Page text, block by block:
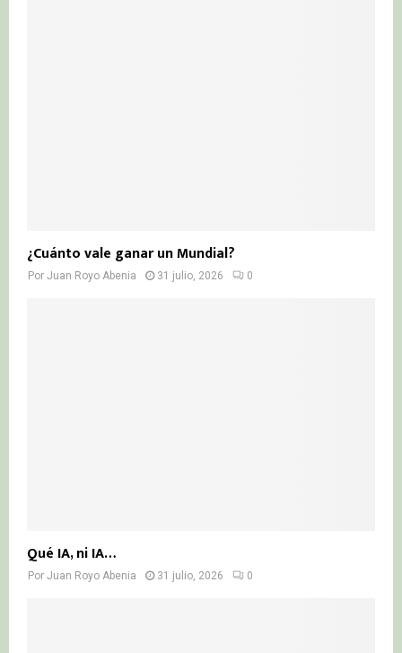
¿Cuánto vale ganar un Mundial?
Por Juan Royo Abenia 31 julio, 2026 0
Qué IA, ni IA…
Por Juan Royo Abenia 31 julio, 2026 0